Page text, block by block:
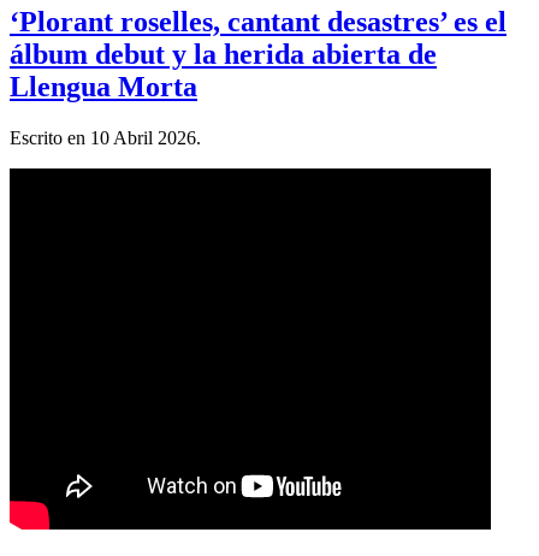
‘Plorant roselles, cantant desastres’ es el
álbum debut y la herida abierta de
Llengua Morta
Escrito en 10 Abril 2026.